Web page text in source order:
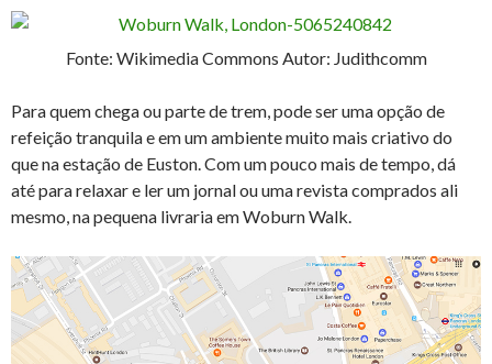
Fonte: Wikimedia Commons Autor: Judithcomm
Para quem chega ou parte de trem, pode ser uma opção de
refeição tranquila e em um ambiente muito mais criativo do
que na estação de Euston. Com um pouco mais de tempo, dá
até para relaxar e ler um jornal ou uma revista comprados ali
mesmo, na pequena livraria em Woburn Walk.